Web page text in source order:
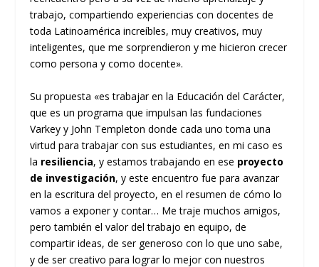
trabajo, compartiendo experiencias con docentes de
toda Latinoamérica increíbles, muy creativos, muy
inteligentes, que me sorprendieron y me hicieron crecer
como persona y como docente».
Su propuesta «es trabajar en la Educación del Carácter,
que es un programa que impulsan las fundaciones
Varkey y John Templeton donde cada uno toma una
virtud para trabajar con sus estudiantes, en mi caso es
la resiliencia, y estamos trabajando en ese proyecto
de investigación, y este encuentro fue para avanzar
en la escritura del proyecto, en el resumen de cómo lo
vamos a exponer y contar… Me traje muchos amigos,
pero también el valor del trabajo en equipo, de
compartir ideas, de ser generoso con lo que uno sabe,
y de ser creativo para lograr lo mejor con nuestros